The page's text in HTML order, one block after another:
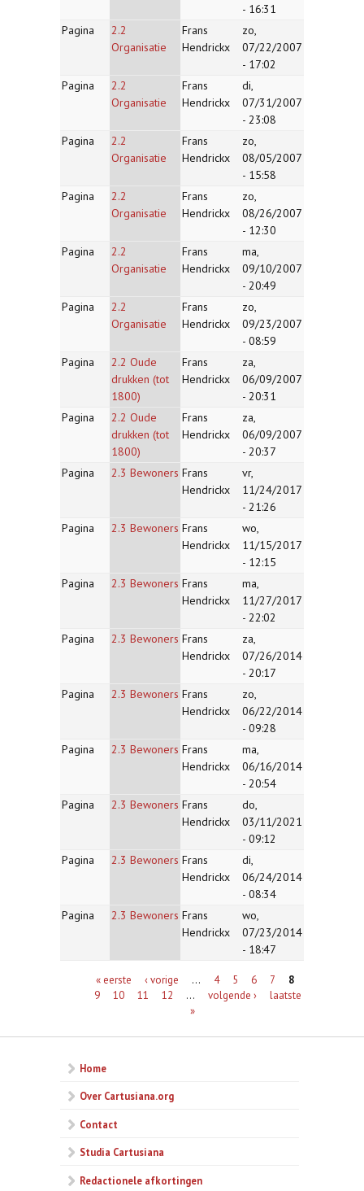
- 16:31
Pagina
2.2
Organisatie
Frans
Hendrickx
zo,
07/22/2007
- 17:02
Pagina
2.2
Organisatie
Frans
Hendrickx
di,
07/31/2007
- 23:08
Pagina
2.2
Organisatie
Frans
Hendrickx
zo,
08/05/2007
- 15:58
Pagina
2.2
Organisatie
Frans
Hendrickx
zo,
08/26/2007
- 12:30
Pagina
2.2
Organisatie
Frans
Hendrickx
ma,
09/10/2007
- 20:49
Pagina
2.2
Organisatie
Frans
Hendrickx
zo,
09/23/2007
- 08:59
Pagina
2.2 Oude
drukken (tot
1800)
Frans
Hendrickx
za,
06/09/2007
- 20:31
Pagina
2.2 Oude
drukken (tot
1800)
Frans
Hendrickx
za,
06/09/2007
- 20:37
Pagina
2.3 Bewoners Frans
Hendrickx
vr,
11/24/2017
- 21:26
Pagina
2.3 Bewoners Frans
Hendrickx
wo,
11/15/2017
- 12:15
Pagina
2.3 Bewoners Frans
Hendrickx
ma,
11/27/2017
- 22:02
Pagina
2.3 Bewoners Frans
Hendrickx
za,
07/26/2014
- 20:17
Pagina
2.3 Bewoners Frans
Hendrickx
zo,
06/22/2014
- 09:28
Pagina
2.3 Bewoners Frans
Hendrickx
ma,
06/16/2014
- 20:54
Pagina
2.3 Bewoners Frans
Hendrickx
do,
03/11/2021
- 09:12
Pagina
2.3 Bewoners Frans
Hendrickx
di,
06/24/2014
- 08:34
Pagina
2.3 Bewoners Frans
Hendrickx
wo,
07/23/2014
- 18:47
Pagina's« eerste ‹ vorige … 4 5 6 7
8
9
10 11 12 … volgende ›
laatste
»
Home
Over Cartusiana.org
Contact
Studia Cartusiana
Redactionele afkortingen